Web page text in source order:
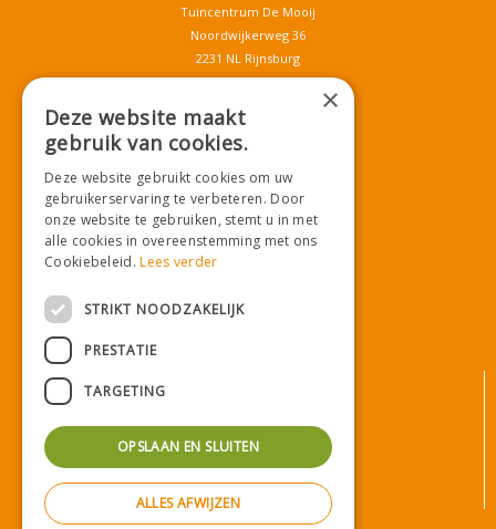
Tuincentrum De Mooij
Noordwijkerweg 36
2231 NL Rijnsburg
T.071-4080959
info@tuincentrumdemooij.nl
Download onze App!
Privacy statement
Bezorginformatie
×
Deze website maakt
gebruik van cookies.
Deze website gebruikt cookies om uw
gebruikerservaring te verbeteren. Door
onze website te gebruiken, stemt u in met
alle cookies in overeenstemming met ons
Cookiebeleid.Lees verder
STRIKT NOODZAKELIJK
PRESTATIE
TARGETING
OPSLAAN EN SLUITEN
ALLES AFWIJZEN